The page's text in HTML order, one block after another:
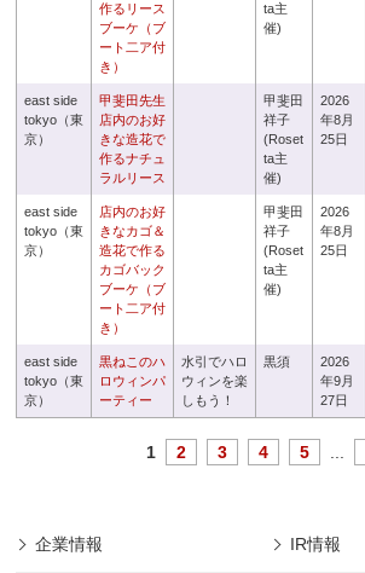
作るリース
ブーケ（ブ
ート二ア付
き）
ta主
催)
east side
tokyo（東
京）
甲斐田先生
店内のお好
きな造花で
作るナチュ
ラルリース
甲斐田
祥子
(Roset
ta主
催)
2026
年8月
25日
east side
tokyo（東
京）
店内のお好
きなカゴ＆
造花で作る
カゴバック
ブーケ（ブ
ート二ア付
き）
甲斐田
祥子
(Roset
ta主
催)
2026
年8月
25日
east side
tokyo（東
京）
黒ねこのハ
ロウィンパ
ーティー
水引でハロ
ウィンを楽
しもう！
黒須
2026
年9月
27日
1 2 3 4 5
企業情報 IR情報